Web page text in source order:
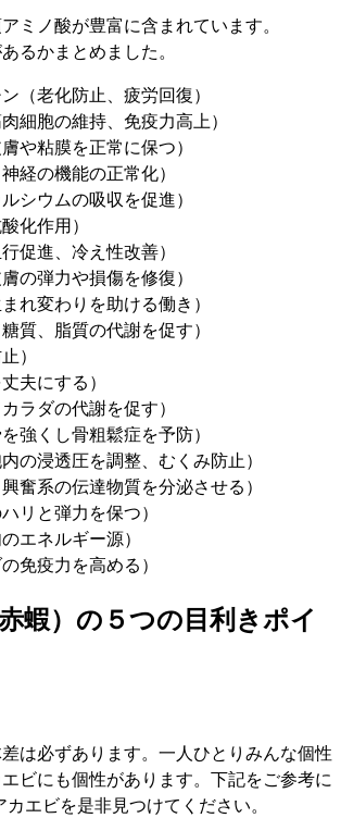
ミノ酸が豊富に含まれています。
るかまとめました。
（老化防止、疲労回復）
細胞の維持、免疫力高上）
や粘膜を正常に保つ）
経の機能の正常化）
シウムの吸収を促進）
化作用）
促進、冷え性改善）
の弾力や損傷を修復）
れ変わりを助ける働き）
質、脂質の代謝を促す）
）
夫にする）
ラダの代謝を促す）
強くし骨粗鬆症を予防）
の浸透圧を調整、むくみ防止）
奮系の伝達物質を分泌させる）
リと弾力を保つ）
エネルギー源）
免疫力を高める）
蝦）の５つの目利きポイ
は必ずあります。一人ひとりみんな個性
ビにも個性があります。下記をご参考に
エビを是非見つけてください。